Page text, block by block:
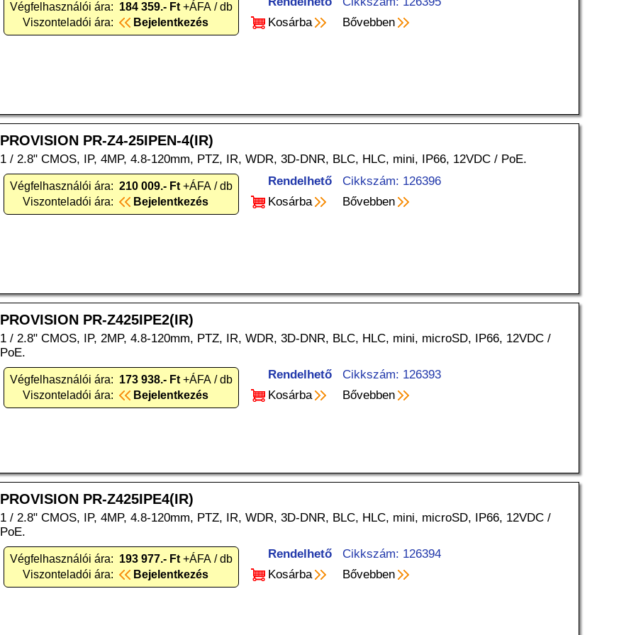
Végfelhasználói ára: 184 359.- Ft +ÁFA / db
Viszonteladói ára:
Bejelentkezés
Kosárba
Bővebben
PROVISION PR-Z4-25IPEN-4(IR)
1 / 2.8" CMOS, IP, 4MP, 4.8-120mm, PTZ, IR, WDR, 3D-DNR, BLC, HLC, mini, IP66, 12VDC / PoE.
Végfelhasználói ára: 210 009.- Ft +ÁFA / db
Viszonteladói ára:
Bejelentkezés
Rendelhető
Cikkszám: 126396
Kosárba
Bővebben
PROVISION PR-Z425IPE2(IR)
1 / 2.8" CMOS, IP, 2MP, 4.8-120mm, PTZ, IR, WDR, 3D-DNR, BLC, HLC, mini, microSD, IP66, 12VDC /
PoE.
Végfelhasználói ára: 173 938.- Ft +ÁFA / db
Viszonteladói ára:
Bejelentkezés
Rendelhető
Cikkszám: 126393
Kosárba
Bővebben
PROVISION PR-Z425IPE4(IR)
1 / 2.8" CMOS, IP, 4MP, 4.8-120mm, PTZ, IR, WDR, 3D-DNR, BLC, HLC, mini, microSD, IP66, 12VDC /
PoE.
Végfelhasználói ára: 193 977.- Ft +ÁFA / db
Viszonteladói ára:
Bejelentkezés
Rendelhető
Cikkszám: 126394
Kosárba
Bővebben